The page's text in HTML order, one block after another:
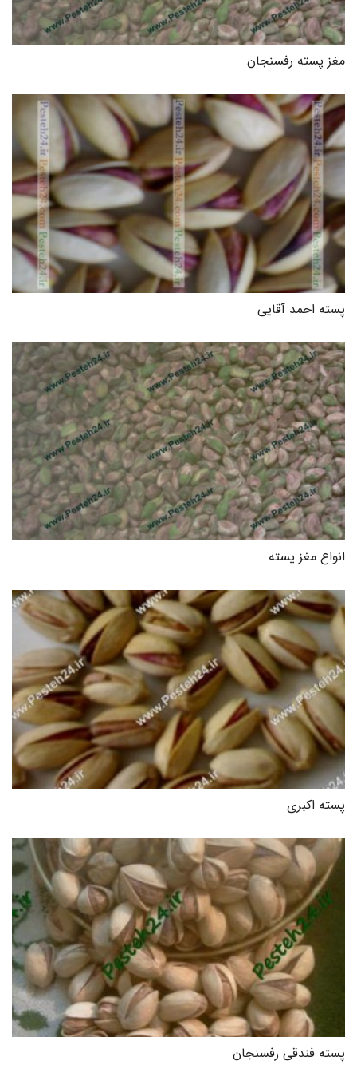
مغز پسته رفسنجان
پسته احمد آقایی
انواع مغز پسته
پسته اکبری
پسته فندقی رفسنجان